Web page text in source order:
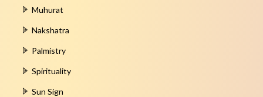
Muhurat
Nakshatra
Palmistry
Spirituality
Sun Sign